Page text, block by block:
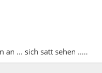
an ... sich satt sehen .....